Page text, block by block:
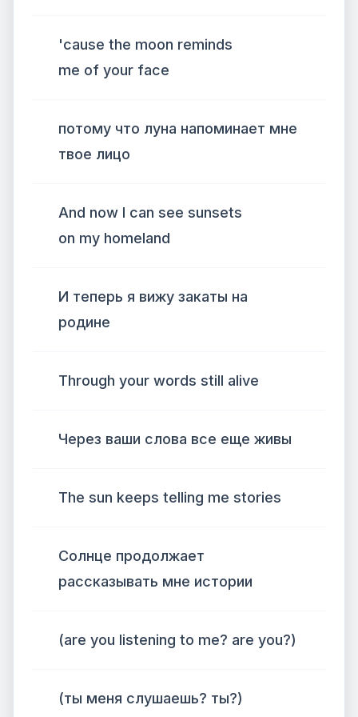
'cause the moon reminds
me of your face
потому что луна напоминает мне
твое лицо
And now I can see sunsets
on my homeland
И теперь я вижу закаты на
родине
Through your words still alive
Через ваши слова все еще живы
The sun keeps telling me stories
Солнце продолжает
рассказывать мне истории
(are you listening to me? are you?)
(ты меня слушаешь? ты?)